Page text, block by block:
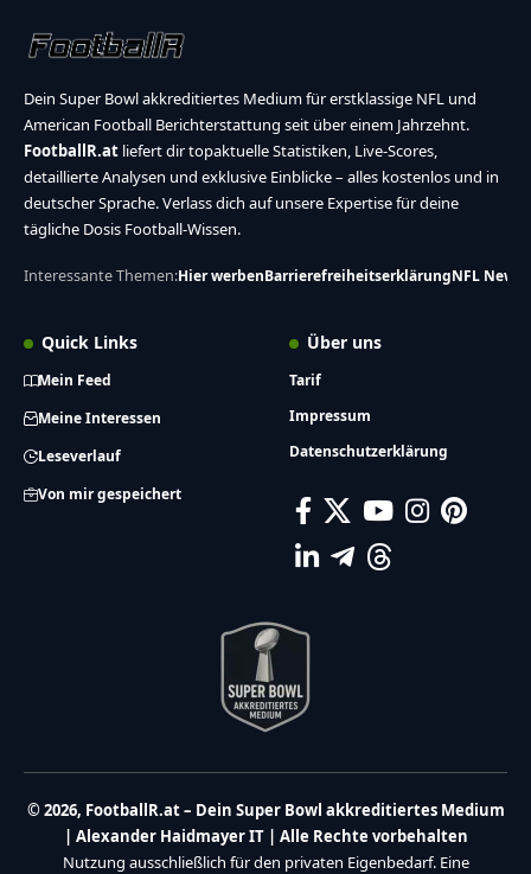
Dein Super Bowl akkreditiertes Medium für erstklassige NFL und
American Football Berichterstattung seit über einem Jahrzehnt.
FootballR.at liefert dir topaktuelle Statistiken, Live-Scores,
detaillierte Analysen und exklusive Einblicke – alles kostenlos und in
deutscher Sprache. Verlass dich auf unsere Expertise für deine
tägliche Dosis Football-Wissen.
Interessante Themen:Hier werbenBarrierefreiheitserklärungNFL News
Quick Links
Mein Feed
Meine Interessen
Leseverlauf
Von mir gespeichert
Über uns
Tarif
Impressum
Datenschutzerklärung
© 2026, FootballR.at – Dein Super Bowl akkreditiertes Medium
| Alexander Haidmayer IT | Alle Rechte vorbehalten
Nutzung ausschließlich für den privaten Eigenbedarf. Eine